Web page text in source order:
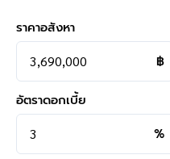
ราคาอสังหา
฿
อัตราดอกเบี้ย
%